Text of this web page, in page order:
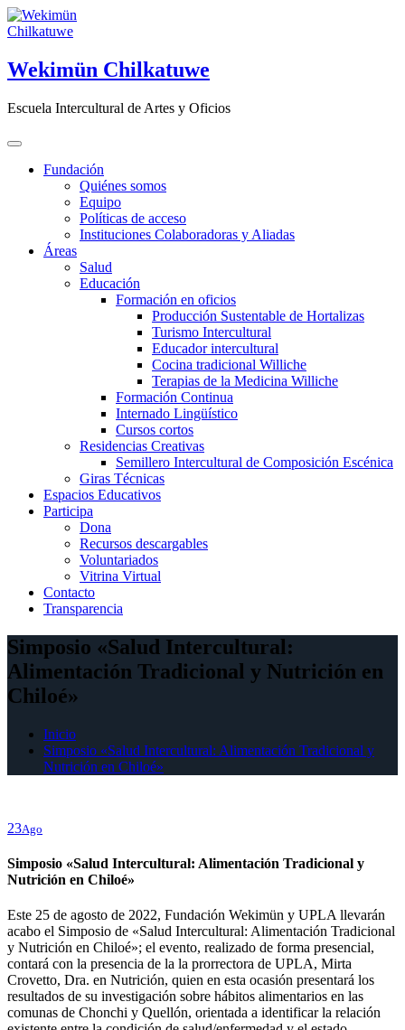
Saltar
al
Wekimün Chilkatuwe
Escuela Intercultural de Artes y Oficios
Fundación
Quiénes somos
Equipo
Políticas de acceso
Instituciones Colaboradoras y Aliadas
Áreas
Salud
Educación
Formación en oficios
Producción Sustentable de Hortalizas
Turismo Intercultural
Educador intercultural
Cocina tradicional Williche
Terapias de la Medicina Williche
Formación Continua
Internado Lingüístico
Cursos cortos
Residencias Creativas
Semillero Intercultural de Composición Escénica
Giras Técnicas
Espacios Educativos
Participa
Dona
Recursos descargables
Voluntariados
Vitrina Virtual
Contacto
Transparencia
Simposio «Salud Intercultural:
Alimentación Tradicional y Nutrición en
Chiloé»
Inicio
Simposio «Salud Intercultural: Alimentación Tradicional y
Nutrición en Chiloé»
23Ago
Simposio «Salud Intercultural: Alimentación Tradicional y
Nutrición en Chiloé»
Este 25 de agosto de 2022, Fundación Wekimün y UPLA llevarán
acabo el Simposio de «Salud Intercultural: Alimentación Tradicional
y Nutrición en Chiloé»; el evento, realizado de forma presencial,
contará con la presencia de la la prorrectora de UPLA, Mirta
Crovetto, Dra. en Nutrición, quien en esta ocasión presentará los
resultados de su investigación sobre hábitos alimentarios en las
comunas de Chonchi y Quellón, orientada a identificar la relación